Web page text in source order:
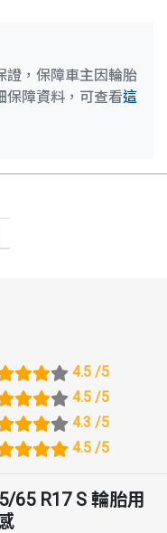
證，保障車主因輪胎
保障資料，可查看這
4.5 /5
4.5 /5
4.3 /5
4.5 /5
65 R17 S 輪胎用